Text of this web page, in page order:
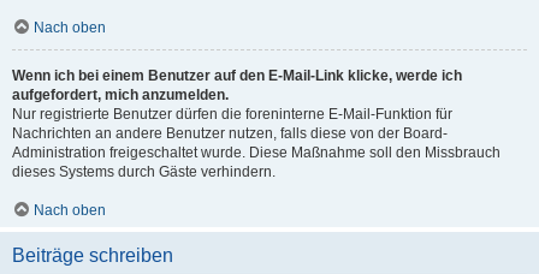
Nach oben
Wenn ich bei einem Benutzer auf den E-Mail-Link klicke, werde ich
aufgefordert, mich anzumelden.
Nur registrierte Benutzer dürfen die foreninterne E-Mail-Funktion für
Nachrichten an andere Benutzer nutzen, falls diese von der Board-
Administration freigeschaltet wurde. Diese Maßnahme soll den Missbrauch
dieses Systems durch Gäste verhindern.
Nach oben
Beiträge schreiben